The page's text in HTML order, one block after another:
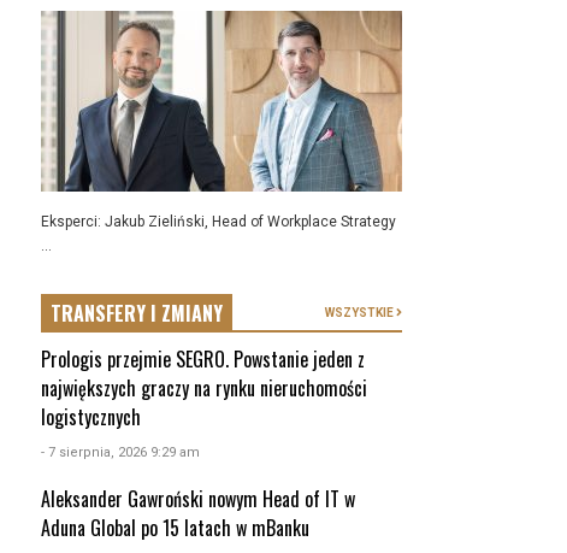
Eksperci: Jakub Zieliński, Head of Workplace Strategy
...
TRANSFERY I ZMIANY WSZYSTKIE
Prologis przejmie SEGRO. Powstanie jeden z
największych graczy na rynku nieruchomości
logistycznych
- 7 sierpnia, 2026 9:29 am
Aleksander Gawroński nowym Head of IT w
Aduna Global po 15 latach w mBanku